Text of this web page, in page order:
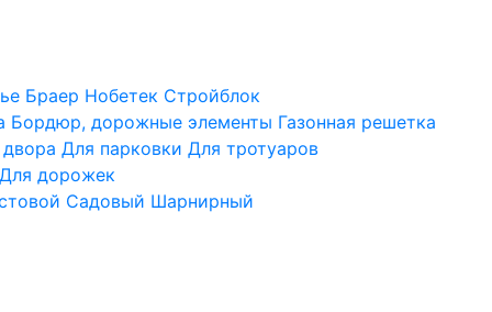
Браер Нобетек Стройблок
Бордюр, дорожные элементы Газонная решетка
Для парковки Для тротуаров
Для дорожек
Садовый Шарнирный